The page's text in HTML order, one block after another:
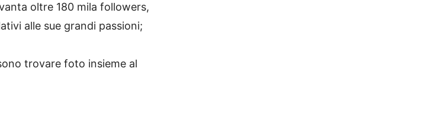
oltre 180 mila followers,
alle sue grandi passioni;
trovare foto insieme al